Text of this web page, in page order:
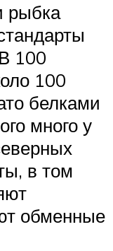
рыбка
100
100
белками
много у
в том
обменные